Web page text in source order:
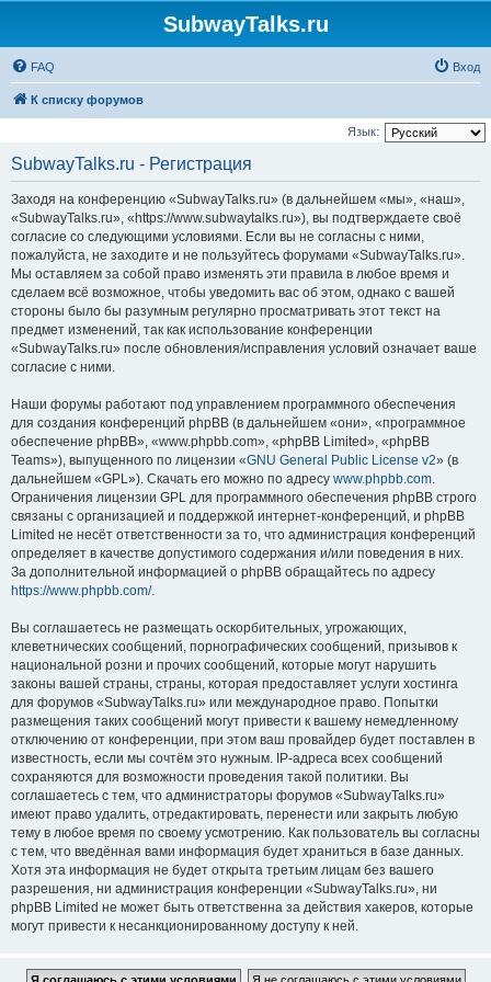
SubwayTalks.ru
FAQ Вход
К списку форумов
Язык:
SubwayTalks.ru - Регистрация
Заходя на конференцию «SubwayTalks.ru» (в дальнейшем «мы», «наш»,
«SubwayTalks.ru», «https://www.subwaytalks.ru»), вы подтверждаете своё
согласие со следующими условиями. Если вы не согласны с ними,
пожалуйста, не заходите и не пользуйтесь форумами «SubwayTalks.ru».
Мы оставляем за собой право изменять эти правила в любое время и
сделаем всё возможное, чтобы уведомить вас об этом, однако с вашей
стороны было бы разумным регулярно просматривать этот текст на
предмет изменений, так как использование конференции
«SubwayTalks.ru» после обновления/исправления условий означает ваше
согласие с ними.
Наши форумы работают под управлением программного обеспечения
для создания конференций phpBB (в дальнейшем «они», «программное
обеспечение phpBB», «www.phpbb.com», «phpBB Limited», «phpBB
Teams»), выпущенного по лицензии «GNU General Public License v2» (в
дальнейшем «GPL»). Скачать его можно по адресу www.phpbb.com.
Ограничения лицензии GPL для программного обеспечения phpBB строго
связаны с организацией и поддержкой интернет-конференций, и phpBB
Limited не несёт ответственности за то, что администрация конференций
определяет в качестве допустимого содержания и/или поведения в них.
За дополнительной информацией о phpBB обращайтесь по адресу
https://www.phpbb.com/.
Вы соглашаетесь не размещать оскорбительных, угрожающих,
клеветнических сообщений, порнографических сообщений, призывов к
национальной розни и прочих сообщений, которые могут нарушить
законы вашей страны, страны, которая предоставляет услуги хостинга
для форумов «SubwayTalks.ru» или международное право. Попытки
размещения таких сообщений могут привести к вашему немедленному
отключению от конференции, при этом ваш провайдер будет поставлен в
известность, если мы сочтём это нужным. IP-адреса всех сообщений
сохраняются для возможности проведения такой политики. Вы
соглашаетесь с тем, что администраторы форумов «SubwayTalks.ru»
имеют право удалить, отредактировать, перенести или закрыть любую
тему в любое время по своему усмотрению. Как пользователь вы согласны
с тем, что введённая вами информация будет храниться в базе данных.
Хотя эта информация не будет открыта третьим лицам без вашего
разрешения, ни администрация конференции «SubwayTalks.ru», ни
phpBB Limited не может быть ответственна за действия хакеров, которые
могут привести к несанкционированному доступу к ней.